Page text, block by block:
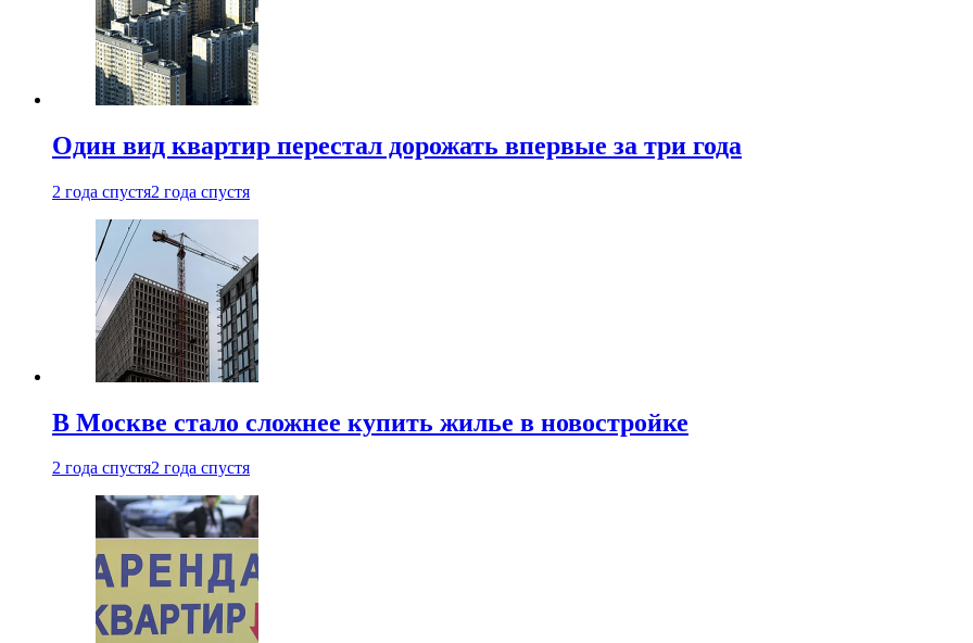
Один вид квартир перестал дорожать впервые за три года
2 года спустя2 года спустя
В Москве стало сложнее купить жилье в новостройке
2 года спустя2 года спустя